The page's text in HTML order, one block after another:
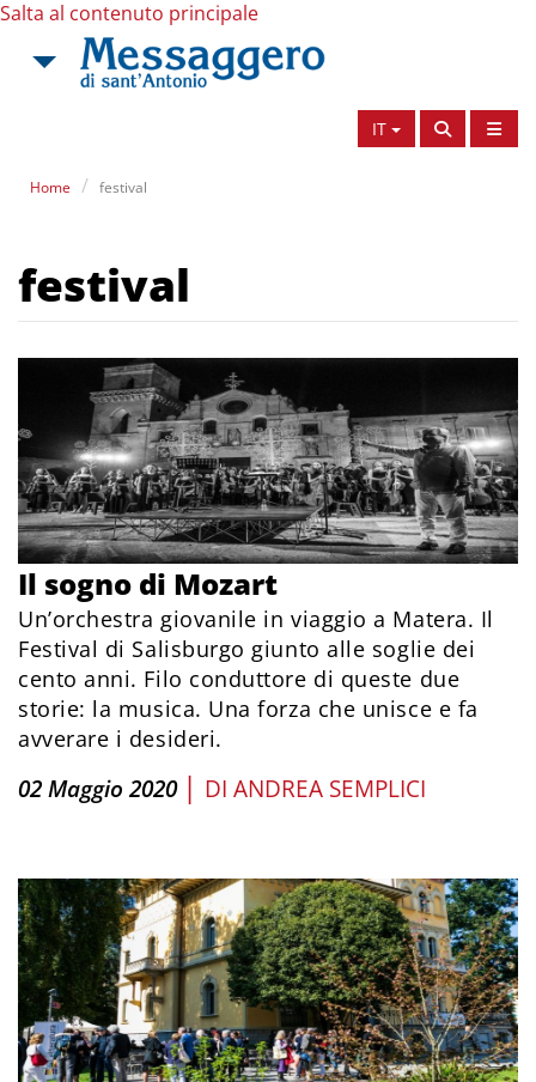
Salta al contenuto principale
IT
Home festival
festival
Il sogno di Mozart
Un’orchestra giovanile in viaggio a Matera. Il
Festival di Salisburgo giunto alle soglie dei
cento anni. Filo conduttore di queste due
storie: la musica. Una forza che unisce e fa
avverare i desideri.
02 Maggio 2020 | DI ANDREA SEMPLICI